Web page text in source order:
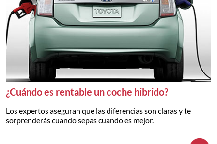
¿Cuándo es rentable un coche hibrido?
Los expertos aseguran que las diferencias son claras y te
sorprenderás cuando sepas cuando es mejor.